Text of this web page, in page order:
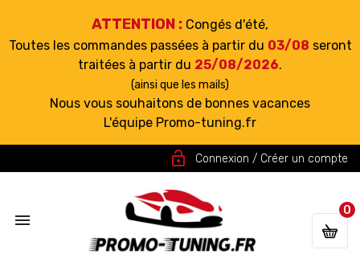
ATTENTION : Congés d'été,
Toutes les commandes passées à partir du 03/08 seront
traitées à partir du 25/08/2026.
(ainsi que les mails)
Nous vous souhaitons de bonnes vacances
L'équipe Promo-tuning.fr
lock_open Connexion / Créer un compte

0